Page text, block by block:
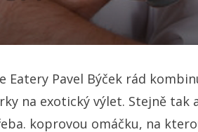
Pavel Býček rád
na exotický výlet. Stejně tak
koprovou omáčku, na